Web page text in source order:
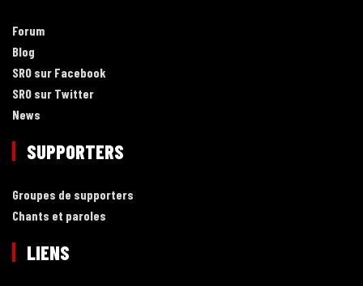
Forum
Blog
SRO sur Facebook
SRO sur Twitter
News
SUPPORTERS
Groupes de supporters
Chants et paroles
LIENS